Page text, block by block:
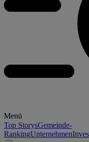
Menü
Top StorysGemeinde-
RankingUnternehmen